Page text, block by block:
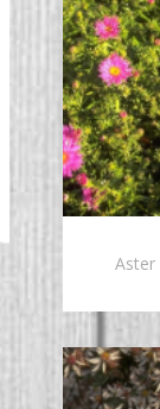
Aster